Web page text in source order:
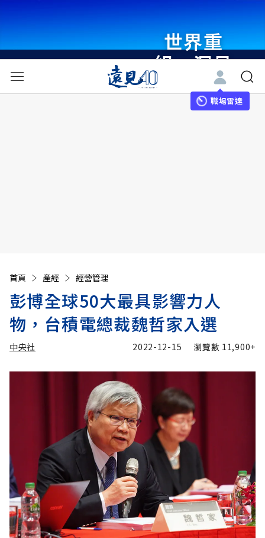
世界重
組・洞見
未來 與
世界領袖
職場雷達
首頁 產經 經營管理
彭博全球50大最具影響力人
物，台積電總裁魏哲家入選
中央社 2022-12-15 瀏覽數 11,900+